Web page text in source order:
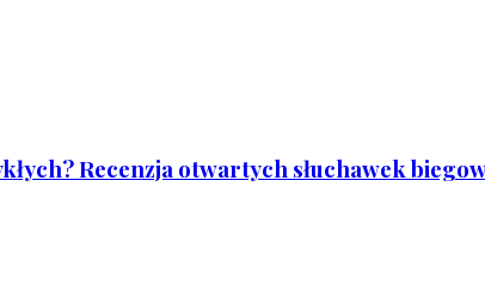
Recenzja otwartych słuchawek